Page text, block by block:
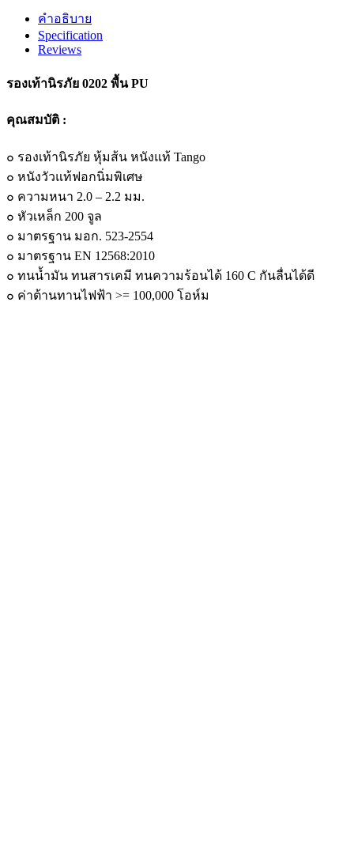
พื้น
ไม่
แผ่น
ใย
สังเคราะห์
คอม
โพ
สิต
quantity
คำอธิบาย
Specification
Reviews
รองเท้านิรภัย 0202 พื้น PU
คุณสมบัติ :
๐ รองเท้านิรภัย หุ้มส้น หนังแท้ Tango
๐ หนังวัวแท้ฟอกนิ่มพิเศษ
๐ ความหนา 2.0 – 2.2 มม.
๐ หัวเหล็ก 200 จูล
๐ มาตรฐาน มอก. 523-2554
๐ มาตรฐาน EN 12568:2010
๐ ทนน้ำมัน ทนสารเคมี ทนความร้อนได้ 160 C กันลื่นได้ดี
๐ ค่าต้านทานไฟฟ้า >= 100,000 โอห์ม